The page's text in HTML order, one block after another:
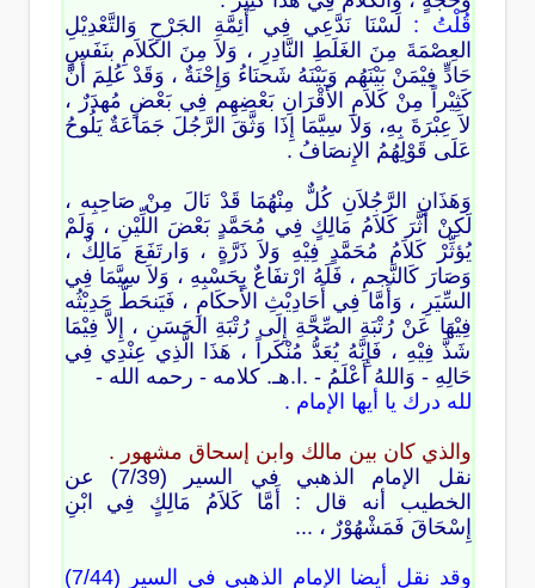
قُلْتُ : لَسْنَا نَدَّعِي فِي أَئِمَّةِ الجَرْحِ وَالتَّعْدِيْلِ
العِصْمَةَ مِنَ الغَلَطِ النَّادِرِ ، وَلاَ مِنَ الكَلاَمِ بنَفَسٍ
حَادٍّ فِيْمَنْ بَيْنَهُم وَبَيْنَهُ شَحنَاءُ وَإِحْنَةٌ ، وَقَدْ عُلِمَ أَنَّ
كَثِيْراً مِنْ كَلاَمِ الأَقْرَانِ بَعْضِهِم فِي بَعْضٍ مُهدَرٌ ،
لاَ عِبْرَةَ بِهِ، وَلاَ سِيَّمَا إِذَا وَثَّقَ الرَّجُلَ جَمَاعَةٌ يَلُوحُ
عَلَى قَوْلِهُمُ الإِنصَافُ .
وَهَذَانِ الرَّجُلاَنِ كُلٌّ مِنْهُمَا قَدْ نَالَ مِنْ صَاحِبِه ،
لَكِنْ أَثَّرَ كَلاَمُ مَالِكٍ فِي مُحَمَّدٍ بَعْضَ اللِّيْنِ ، وَلَمْ
يُؤثِّرْ كَلاَمُ مُحَمَّدٍ فِيْهِ وَلاَ ذَرَّةٍ ، وَارتَفَعَ مَالِكٌ ،
وَصَارَ كَالنَّجمِ ، فَلَهُ ارْتفَاعٌ بِحَسْبِهِ ، وَلاَ سِيَّمَا فِي
السِّيَرِ ، وَأَمَّا فِي أَحَادِيْثِ الأَحكَامِ ، فَيَنحَطُّ حَدِيْثُه
فِيْهَا عَنْ رُتْبَةِ الصِّحَّةِ إِلَى رُتْبَةِ الحَسَنِ ، إِلاَّ فِيْمَا
شَذَّ فِيْهِ ، فَإِنَّهُ يُعَدُّ مُنْكَراً ، هَذَا الَّذِي عِنْدِي فِي
حَالِهِ - وَاللهُ أَعْلَمُ - .ا.هـ. كلامه - رحمه الله -
لله درك يا أيها الإمام .
والذي كان بين مالك وابن إسحاق مشهور .
نقل الإمام الذهبي في السير (7/39) عن
الخطيب أنه قال : أَمَّا كَلاَمُ مَالِكٍ فِي ابْنِ
إِسْحَاقَ فَمَشْهُوْرٌ ، ...
وقد نقل أيضا الإمام الذهبي في السير (7/44)